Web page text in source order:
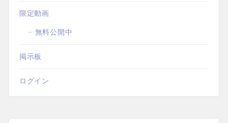
限定動画
無料公開中
掲示板
ログイン